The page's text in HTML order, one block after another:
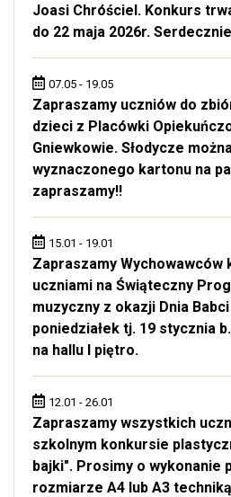
Joasi Chróściel. Konkurs
do 22 maja 2026r.
07.05 - 19.05
Zapraszamy uczniów do
dzieci z Placówki
Gniewkowie. Słodycze
wyznaczonego kartonu na
zapraszamy!!
15.01 - 19.01
Zapraszamy Wychowawców
uczniami na Świąteczny
muzyczny z okazji Dnia
poniedziałek tj. 19 stycznia
na hallu I piętro.
12.01 - 26.01
Zapraszamy wszystkich
szkolnym konkursie
bajki". Prosimy o wykonanie
rozmiarze A4 lub A3